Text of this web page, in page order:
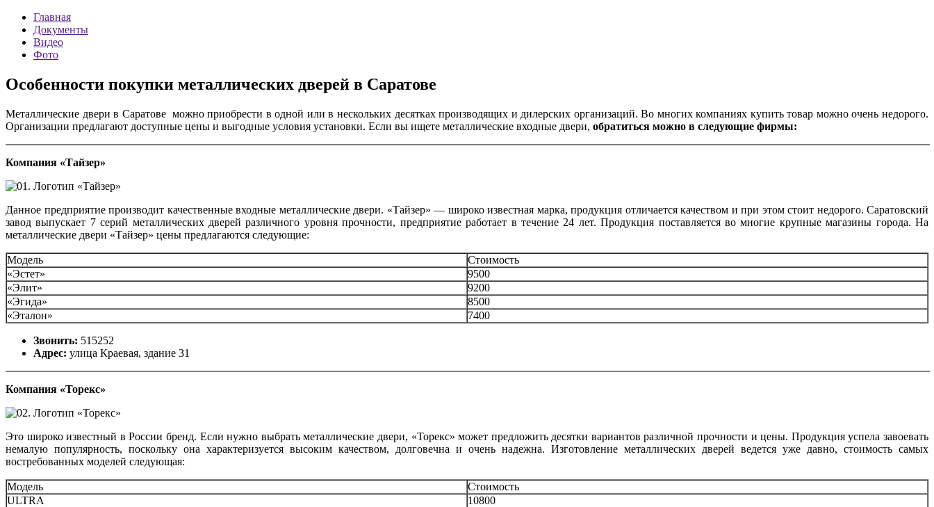
Главная
Документы
Видео
Фото
Особенности покупки металлических дверей в Саратове
Металлические двери в Саратове можно приобрести в одной или в нескольких десятках производящих и дилерских организаций. Во многих компаниях купить товар можно очень недорого.
Организации предлагают доступные цены и выгодные условия установки. Если вы ищете металлические входные двери, обратиться можно в следующие фирмы:
Компания «Тайзер»
Данное предприятие производит качественные входные металлические двери. «Тайзер» — широко известная марка, продукция отличается качеством и при этом стоит недорого. Саратовский
завод выпускает 7 серий металлических дверей различного уровня прочности, предприятие работает в течение 24 лет. Продукция поставляется во многие крупные магазины города. На
металлические двери «Тайзер» цены предлагаются следующие:
Модель
Стоимость
«Эстет»
9500
«Элит»
9200
«Эгида»
8500
«Эталон»
7400
Звонить: 515252
Адрес: улица Краевая, здание 31
Компания «Торекс»
Это широко известный в России бренд. Если нужно выбрать металлические двери, «Торекс» может предложить десятки вариантов различной прочности и цены. Продукция успела завоевать
немалую популярность, поскольку она характеризуется высоким качеством, долговечна и очень надежна. Изготовление металлических дверей ведется уже давно, стоимость самых
востребованных моделей следующая:
Модель
Стоимость
ULTRA
10800